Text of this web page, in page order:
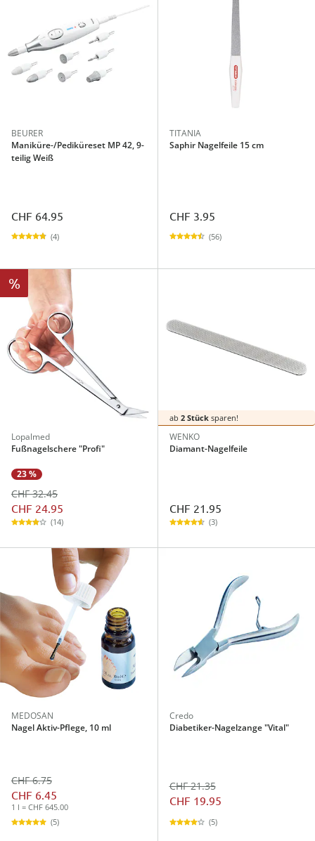
BEURER
Maniküre-/Pediküreset MP 42, 9-
teilig Weiß
CHF 64.95
(4)
TITANIA
Saphir Nagelfeile 15 cm
CHF 3.95
(56)
%
Lopalmed
Fußnagelschere "Profi"
23 %
CHF 32.45
CHF 24.95
(14)
ab 2 Stücksparen!
WENKO
Diamant-Nagelfeile
CHF 21.95
(3)
MEDOSAN
Nagel Aktiv-Pflege, 10 ml
CHF 6.75
CHF 6.45
1 l = CHF 645.00
(5)
Credo
Diabetiker-Nagelzange "Vital"
CHF 21.35
CHF 19.95
(5)